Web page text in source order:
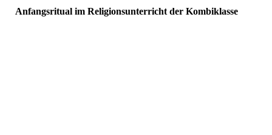
Anfangsritual im Religionsunterricht der Kombiklasse